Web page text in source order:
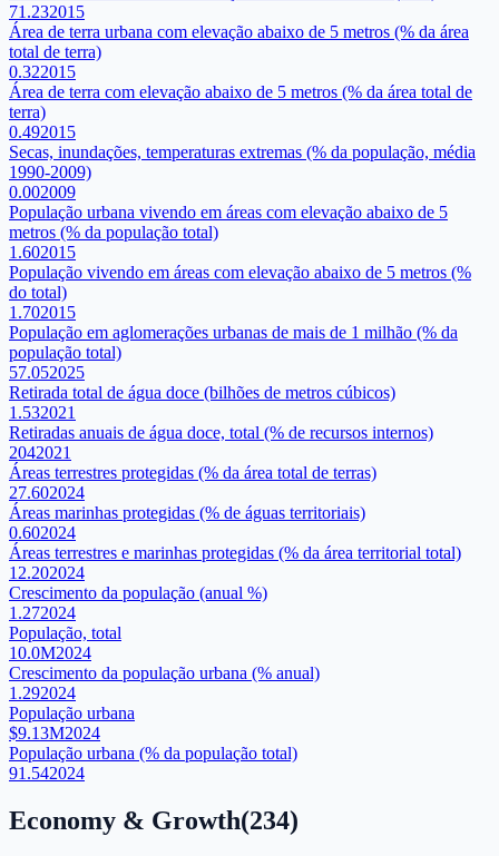
71.232015
Área de terra urbana com elevação abaixo de 5 metros (% da área
total de terra)
0.322015
Área de terra com elevação abaixo de 5 metros (% da área total de
terra)
0.492015
Secas, inundações, temperaturas extremas (% da população, média
1990-2009)
0.002009
População urbana vivendo em áreas com elevação abaixo de 5
metros (% da população total)
1.602015
População vivendo em áreas com elevação abaixo de 5 metros (%
do total)
1.702015
População em aglomerações urbanas de mais de 1 milhão (% da
população total)
57.052025
Retirada total de água doce (bilhões de metros cúbicos)
1.532021
Retiradas anuais de água doce, total (% de recursos internos)
2042021
Áreas terrestres protegidas (% da área total de terras)
27.602024
Áreas marinhas protegidas (% de águas territoriais)
0.602024
Áreas terrestres e marinhas protegidas (% da área territorial total)
12.202024
Crescimento da população (anual %)
1.272024
População, total
10.0M2024
Crescimento da população urbana (% anual)
1.292024
População urbana
$9.13M2024
População urbana (% da população total)
91.542024
Economy & Growth(234)